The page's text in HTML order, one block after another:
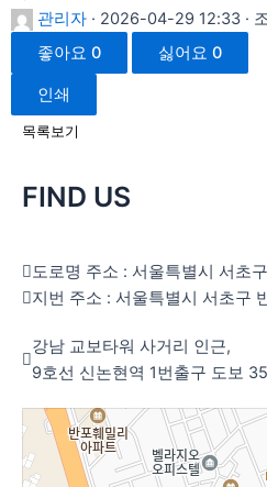
관리자 · 2026-04-29 12:33 ·
좋아요 0 싫어요 0
인쇄
목록보기
FIND US
도로명 주소 : 서울특별시 서초
지번 주소 : 서울특별시 서초구
강남 교보타워 사거리 인근,
9호선 신논현역 1번출구 도보